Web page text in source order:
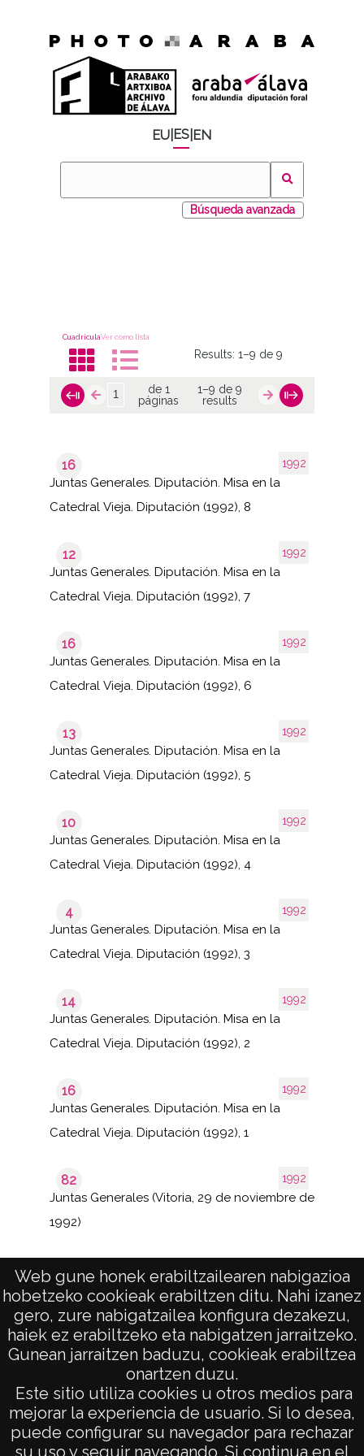
Web gune honek erabiltzailearen nabigazioa
hobetzeko cookieak erabiltzen ditu. Nahi izanez
gero, zure nabigatzailea konfigura dezakezu,
haiek ez erabiltzeko eta nabigatzen jarraitzeko.
Gunean jarraitzen baduzu, cookieak erabiltzea
onartzen duzu.
Este sitio utiliza cookies u otros medios para
mejorar la experiencia de usuario. Si lo desea,
puede configurar su navegador para rechazar
su uso y seguir navegando. Si continua en el
EU ES EN
Búsqueda avanzada
CuadrículaVer como lista
Results:1–9 de 9
de 1
páginas
1–9 de 9
results
1992
16
Juntas Generales. Diputación. Misa en la
Catedral Vieja. Diputación (1992), 8
1992
12
Juntas Generales. Diputación. Misa en la
Catedral Vieja. Diputación (1992), 7
1992
16
Juntas Generales. Diputación. Misa en la
Catedral Vieja. Diputación (1992), 6
1992
13
Juntas Generales. Diputación. Misa en la
Catedral Vieja. Diputación (1992), 5
1992
10
Juntas Generales. Diputación. Misa en la
Catedral Vieja. Diputación (1992), 4
1992
4
Juntas Generales. Diputación. Misa en la
Catedral Vieja. Diputación (1992), 3
1992
14
Juntas Generales. Diputación. Misa en la
Catedral Vieja. Diputación (1992), 2
1992
16
Juntas Generales. Diputación. Misa en la
Catedral Vieja. Diputación (1992), 1
1992
82
Juntas Generales (Vitoria, 29 de noviembre de
1992)
de 1
páginas
1–9 de
results
AVISO LEGAL
POLÍTICA DE PRIVACIDAD
ACCESIBILIDAD